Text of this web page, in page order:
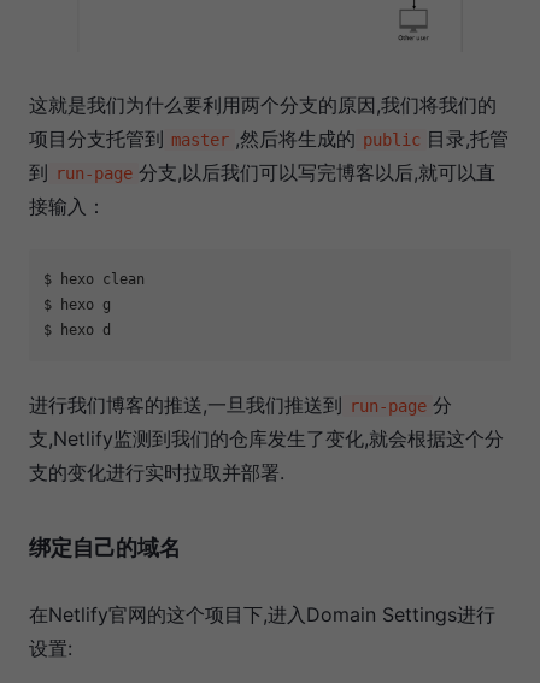
这就是我们为什么要利用两个分支的原因,我们将我们的
项目分支托管到
master ,然后将生成的 public 目录,托管
到
run-page 分支,以后我们可以写完博客以后,就可以直
接输入：
$ hexo clean
$ hexo g
进行我们博客的推送,一旦我们推送到 run-page 分
支,Netlify监测到我们的仓库发生了变化,就会根据这个分
支的变化进行实时拉取并部署.
绑定自己的域名
在Netlify官网的这个项目下,进入Domain Settings进行
设置: